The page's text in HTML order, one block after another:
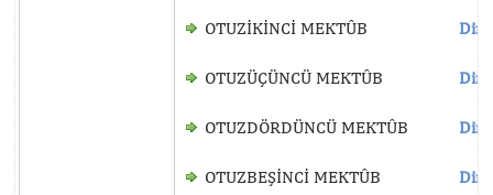
OTUZİKİNCİ MEKTÛB
OTUZÜÇÜNCÜ MEKTÛB
OTUZDÖRDÜNCÜ MEKTÛB
OTUZBEŞİNCİ MEKTÛB